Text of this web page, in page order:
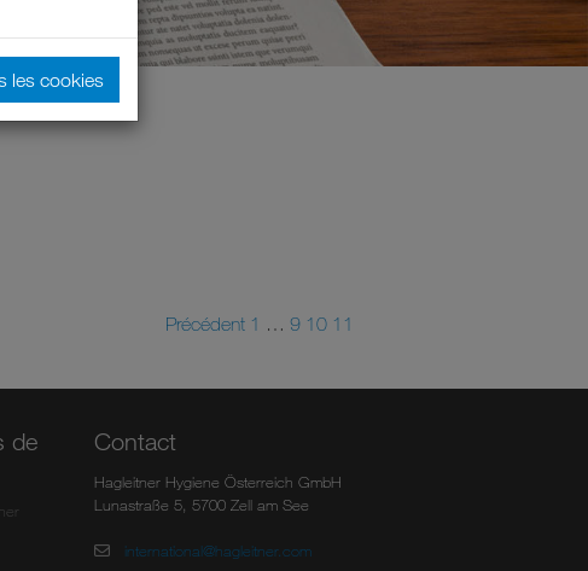
Précédent 1 … 9 10 11
de
Contact
Hagleitner Hygiene Österreich GmbH
Lunastraße 5, 5700 Zell am See
international@hagleitner.com
les cookies